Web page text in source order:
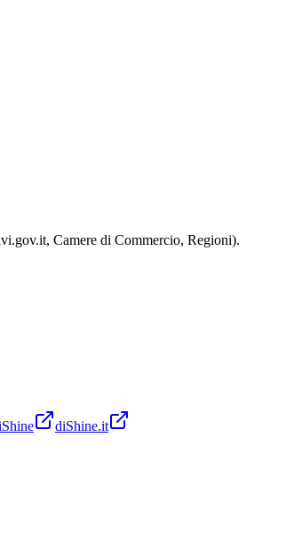
Camere di Commercio, Regioni).
diShine.it